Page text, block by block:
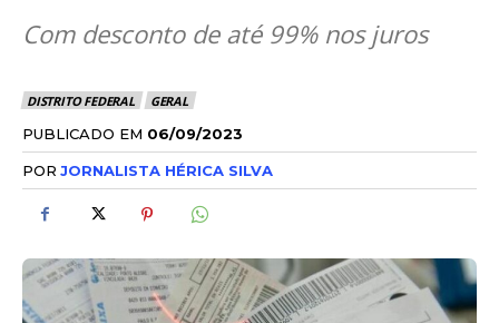
Com desconto de até 99% nos juros
DISTRITO FEDERAL GERAL
PUBLICADO EM 06/09/2023
POR JORNALISTA HÉRICA SILVA